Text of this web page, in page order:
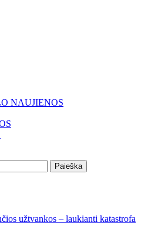
NAUJIENOS
užtvankos – laukianti katastrofa